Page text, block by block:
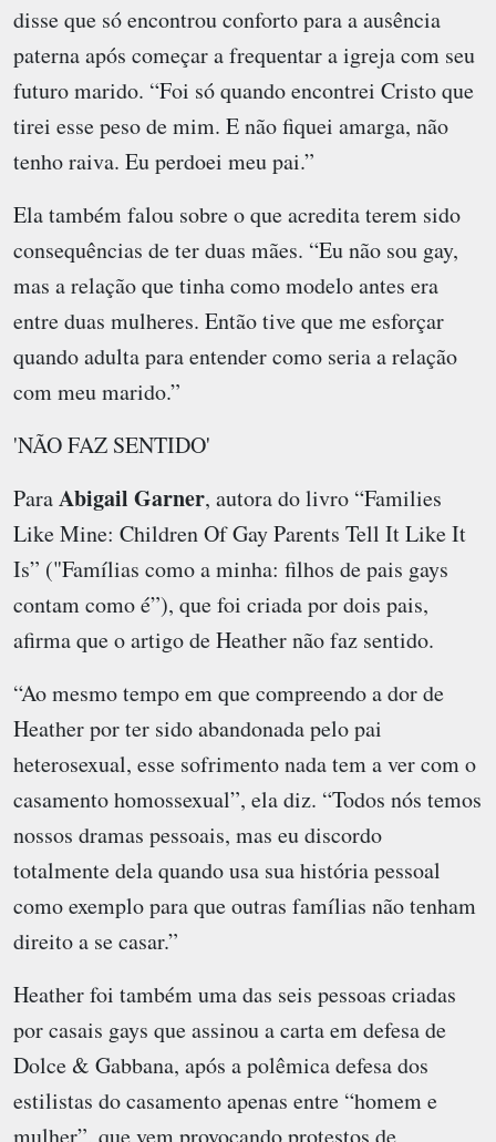
disse que só encontrou conforto para a ausência
paterna após começar a frequentar a igreja com seu
futuro marido. “Foi só quando encontrei Cristo que
tirei esse peso de mim. E não fiquei amarga, não
tenho raiva. Eu perdoei meu pai.”
Ela também falou sobre o que acredita terem sido
consequências de ter duas mães. “Eu não sou gay,
mas a relação que tinha como modelo antes era
entre duas mulheres. Então tive que me esforçar
quando adulta para entender como seria a relação
com meu marido.”
'NÃO FAZ SENTIDO'
ParaAbigail Garner, autora do livro “Families
Like Mine: Children Of Gay Parents Tell It Like It
Is” ("Famílias como a minha: filhos de pais gays
contam como é”), que foi criada por dois pais,
afirma que o artigo de Heather não faz sentido.
“Ao mesmo tempo em que compreendo a dor de
Heather por ter sido abandonada pelo pai
heterosexual, esse sofrimento nada tem a ver com o
casamento homossexual”, ela diz. “Todos nós temos
nossos dramas pessoais, mas eu discordo
totalmente dela quando usa sua história pessoal
como exemplo para que outras famílias não tenham
direito a se casar.”
Heather foi também uma das seis pessoas criadas
por casais gays que assinou a carta em defesa de
Dolce & Gabbana, após a polêmica defesa dos
estilistas do casamento apenas entre “homem e
mulher”, que vem provocando protestos de